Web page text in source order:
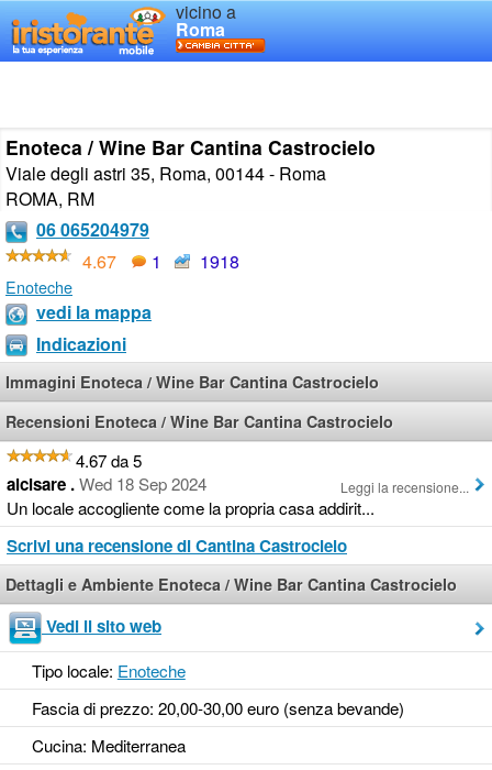
vicino a
Roma
Enoteca / Wine Bar Cantina Castrocielo
Viale degli astri 35, Roma, 00144 - Roma
ROMA, RM
06 065204979
4.67
1 1918
Enoteche
vedi la mappa
Indicazioni
Immagini Enoteca / Wine Bar Cantina Castrocielo
Recensioni Enoteca / Wine Bar Cantina Castrocielo
4.67 da 5
alcisare .Wed 18 Sep 2024
Un locale accogliente come la propria casa addirit...
Leggi la recensione...
Scrivi una recensione di Cantina Castrocielo
Dettagli e Ambiente Enoteca / Wine Bar Cantina Castrocielo
Vedi il sito web
Tipo locale: Enoteche
Fascia di prezzo: 20,00-30,00 euro (senza bevande)
Cucina: Mediterranea